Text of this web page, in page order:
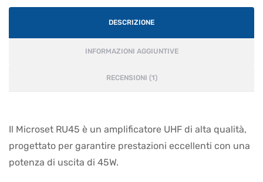
DESCRIZIONE
INFORMAZIONI AGGIUNTIVE
RECENSIONI (1)
Il Microset RU45 è un amplificatore UHF di alta qualità,
progettato per garantire prestazioni eccellenti con una
potenza di uscita di 45W.